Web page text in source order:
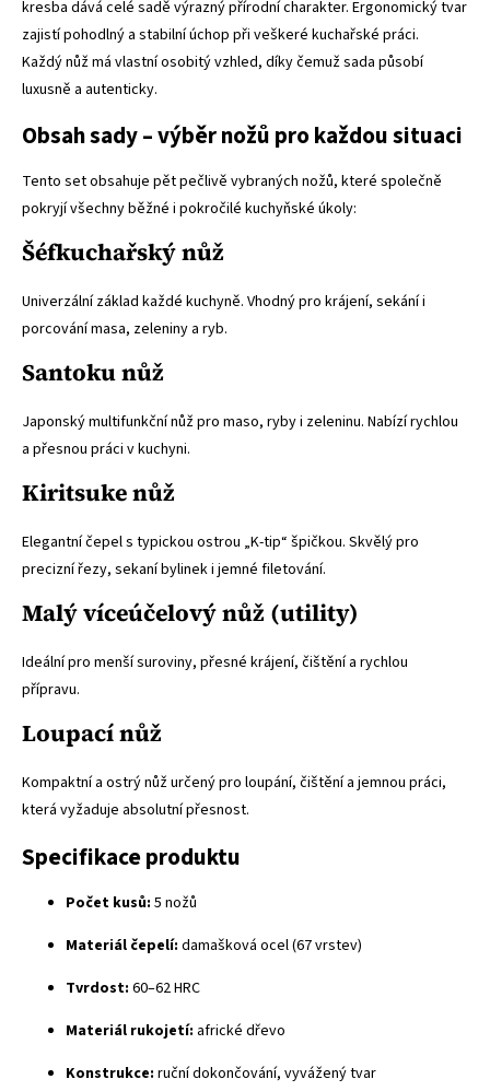
kresba dává celé sadě výrazný přírodní charakter. Ergonomický tvar
zajistí pohodlný a stabilní úchop při veškeré kuchařské práci.
Každý nůž má vlastní osobitý vzhled, díky čemuž sada působí
luxusně a autenticky.
Obsah sady – výběr nožů pro každou situaci
Tento set obsahuje pět pečlivě vybraných nožů, které společně
pokryjí všechny běžné i pokročilé kuchyňské úkoly:
Šéfkuchařský nůž
Univerzální základ každé kuchyně. Vhodný pro krájení, sekání i
porcování masa, zeleniny a ryb.
Santoku nůž
Japonský multifunkční nůž pro maso, ryby i zeleninu. Nabízí rychlou
a přesnou práci v kuchyni.
Kiritsuke nůž
Elegantní čepel s typickou ostrou „K-tip“ špičkou. Skvělý pro
precizní řezy, sekaní bylinek i jemné filetování.
Malý víceúčelový nůž (utility)
Ideální pro menší suroviny, přesné krájení, čištění a rychlou
přípravu.
Loupací nůž
Kompaktní a ostrý nůž určený pro loupání, čištění a jemnou práci,
která vyžaduje absolutní přesnost.
Specifikace produktu
Počet kusů: 5 nožů
Materiál čepelí: damašková ocel (67 vrstev)
Tvrdost: 60–62 HRC
Materiál rukojetí: africké dřevo
Konstrukce: ruční dokončování, vyvážený tvar